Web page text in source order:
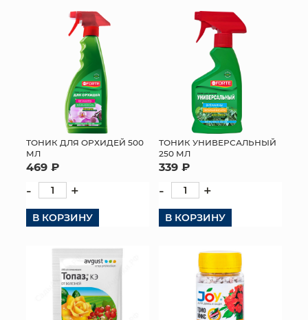
ТОНИК ДЛЯ ОРХИДЕЙ 500
МЛ
469 ₽
- +
В КОРЗИНУ
ТОНИК УНИВЕРСАЛЬНЫЙ
250 МЛ
339 ₽
- +
В КОРЗИНУ